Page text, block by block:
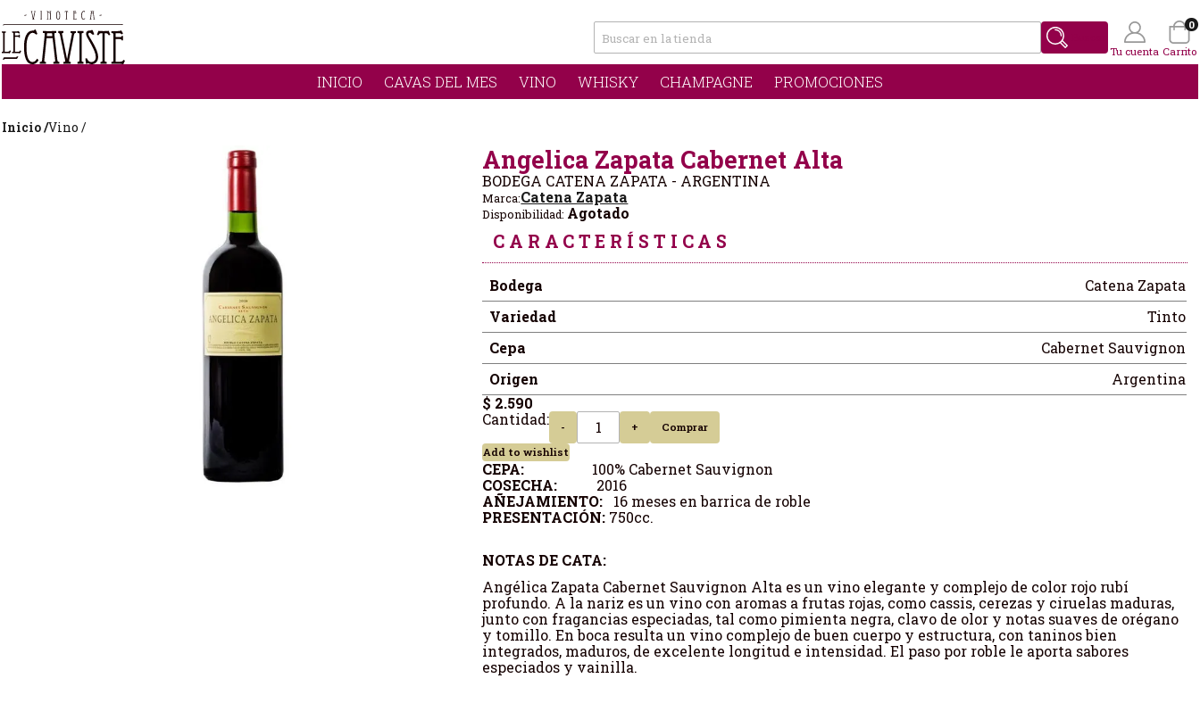
INICIO CAVAS DEL MES VINO WHISKY CHAMPAGNE PROMOCIONES
Tu cuenta Carrito
0
Inicio /Vino /
Angelica Zapata Cabernet Alta
BODEGA CATENA ZAPATA - ARGENTINA
Marca:Catena Zapata
Disponibilidad: Agotado
CARACTERÍSTICAS
Bodega
Catena Zapata
Variedad
Tinto
Cepa
Cabernet Sauvignon
Origen
Argentina
$ 2.590
Cantidad:
- +
Comprar
Add to wishlist
CEPA: 100% Cabernet Sauvignon
COSECHA: 2016
AÑEJAMIENTO: 16 meses en barrica de roble
PRESENTACIÓN: 750cc.
NOTAS DE CATA:
Angélica Zapata Cabernet Sauvignon Alta es un vino elegante y complejo de color rojo rubí
profundo. A la nariz es un vino con aromas a frutas rojas, como cassis, cerezas y ciruelas maduras,
junto con fragancias especiadas, tal como pimienta negra, clavo de olor y notas suaves de orégano
y tomillo. En boca resulta un vino complejo de buen cuerpo y estructura, con taninos bien
integrados, maduros, de excelente longitud e intensidad. El paso por roble le aporta sabores
especiados y vainilla.